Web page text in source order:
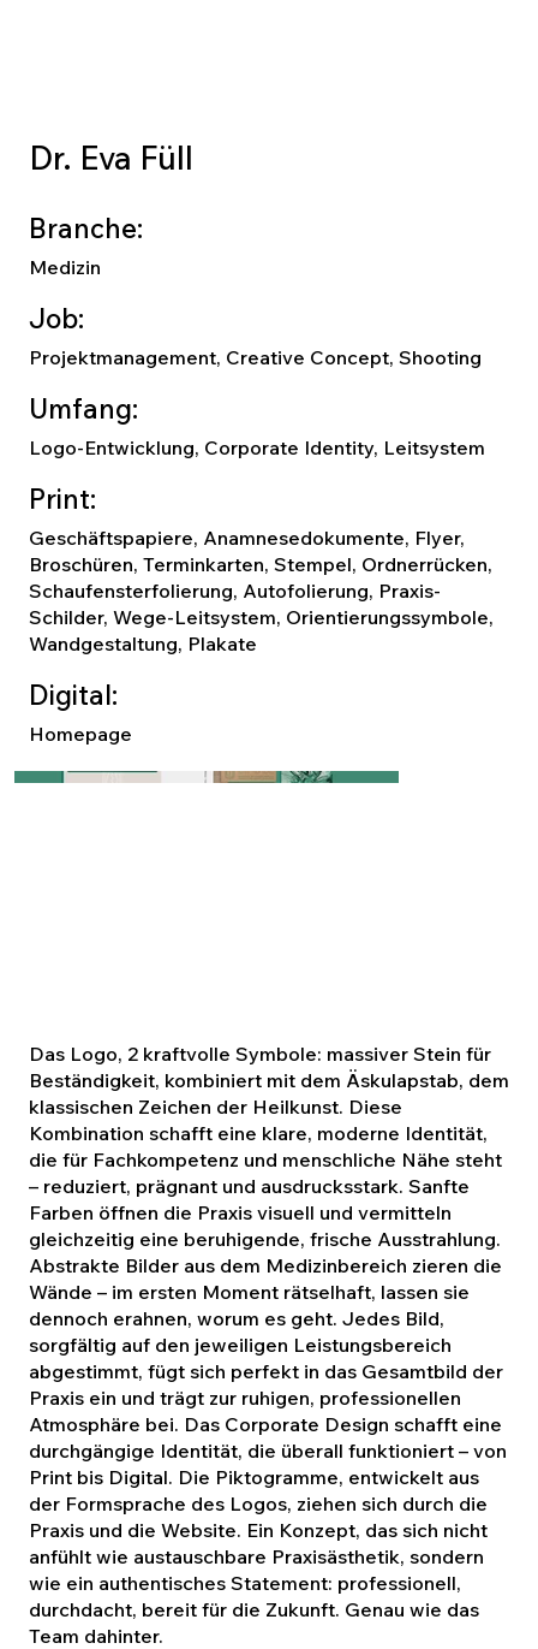
Dr. Eva Füll
Branche:
Medizin
Job:
Projektmanagement, Creative Concept, Shooting
Umfang:
Logo-Entwicklung, Corporate Identity, Leitsystem
Print:
Geschäftspapiere, Anamnesedokumente, Flyer,
Broschüren, Terminkarten, Stempel, Ordnerrücken,
Schaufensterfolierung, Autofolierung, Praxis-
Schilder, Wege-Leitsystem, Orientierungssymbole,
Wandgestaltung, Plakate
Digital:
Homepage
Das Logo, 2 kraftvolle Symbole: massiver Stein für
Beständigkeit, kombiniert mit dem Äskulapstab, dem
klassischen Zeichen der Heilkunst. Diese
Kombination schafft eine klare, moderne Identität,
die für Fachkompetenz und menschliche Nähe steht
– reduziert, prägnant und ausdrucksstark. Sanfte
Farben öffnen die Praxis visuell und vermitteln
gleichzeitig eine beruhigende, frische Ausstrahlung.
Abstrakte Bilder aus dem Medizinbereich zieren die
Wände – im ersten Moment rätselhaft, lassen sie
dennoch erahnen, worum es geht. Jedes Bild,
sorgfältig auf den jeweiligen Leistungsbereich
abgestimmt, fügt sich perfekt in das Gesamtbild der
Praxis ein und trägt zur ruhigen, professionellen
Atmosphäre bei. Das Corporate Design schafft eine
durchgängige Identität, die überall funktioniert – von
Print bis Digital. Die Piktogramme, entwickelt aus
der Formsprache des Logos, ziehen sich durch die
Praxis und die Website. Ein Konzept, das sich nicht
anfühlt wie austauschbare Praxisästhetik, sondern
wie ein authentisches Statement: professionell,
durchdacht, bereit für die Zukunft. Genau wie das
Team dahinter.